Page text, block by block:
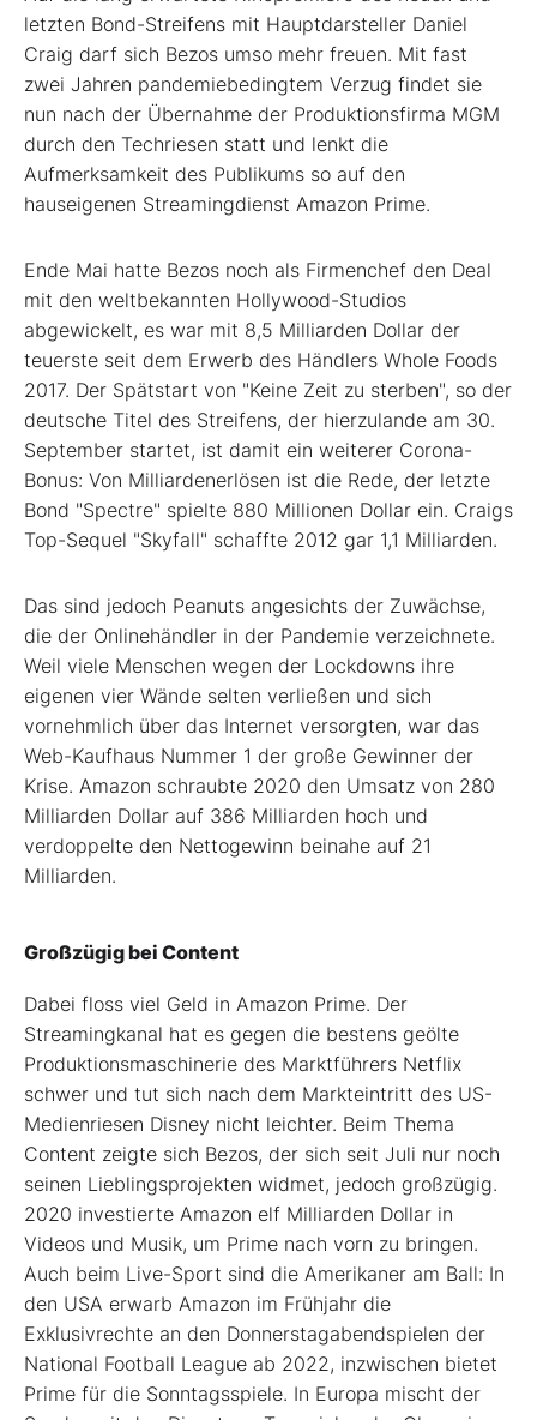
letzten Bond-Streifens mit Hauptdarsteller Daniel
Craig darf sich Bezos umso mehr freuen. Mit fast
zwei Jahren pandemiebedingtem Verzug findet sie
nun nach der Übernahme der Produktionsfirma MGM
durch den Techriesen statt und lenkt die
Aufmerksamkeit des Publikums so auf den
hauseigenen Streamingdienst Amazon Prime.
Ende Mai hatte Bezos noch als Firmenchef den Deal
mit den weltbekannten Hollywood-Studios
abgewickelt, es war mit 8,5 Milliarden Dollar der
teuerste seit dem Erwerb des Händlers Whole Foods
2017. Der Spätstart von "Keine Zeit zu sterben", so der
deutsche Titel des Streifens, der hierzulande am 30.
September startet, ist damit ein weiterer Corona-
Bonus: Von Milliardenerlösen ist die Rede, der letzte
Bond "Spectre" spielte 880 Millionen Dollar ein. Craigs
Top-Sequel "Skyfall" schaffte 2012 gar 1,1 Milliarden.
Das sind jedoch Peanuts angesichts der Zuwächse,
die der Onlinehändler in der Pandemie verzeichnete.
Weil viele Menschen wegen der Lockdowns ihre
eigenen vier Wände selten verließen und sich
vornehmlich über das Internet versorgten, war das
Web-Kaufhaus Nummer 1 der große Gewinner der
Krise. Amazon schraubte 2020 den Umsatz von 280
Milliarden Dollar auf 386 Milliarden hoch und
verdoppelte den Nettogewinn beinahe auf 21
Milliarden.
Großzügig bei Content
Dabei floss viel Geld in Amazon Prime. Der
Streamingkanal hat es gegen die bestens geölte
Produktionsmaschinerie des Marktführers Netflix
schwer und tut sich nach dem Markteintritt des US-
Medienriesen Disney nicht leichter. Beim Thema
Content zeigte sich Bezos, der sich seit Juli nur noch
seinen Lieblingsprojekten widmet, jedoch großzügig.
2020 investierte Amazon elf Milliarden Dollar in
Videos und Musik, um Prime nach vorn zu bringen.
Auch beim Live-Sport sind die Amerikaner am Ball: In
den USA erwarb Amazon im Frühjahr die
Exklusivrechte an den Donnerstagabendspielen der
National Football League ab 2022, inzwischen bietet
Prime für die Sonntagsspiele. In Europa mischt der